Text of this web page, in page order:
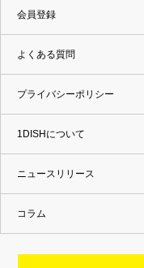
会員登録
よくある質問
プライバシーポリシー
1DISHについて
ニュースリリース
コラム